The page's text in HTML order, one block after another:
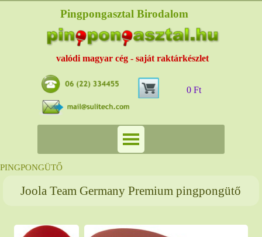
0 Ft
Pingpongasztal Birodalom
valódi magyar cég - saját raktárkészlet
PINGPONGÜTŐ
Joola Team Germany Premium pingpongütő